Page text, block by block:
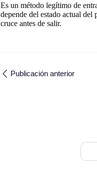
Es un método legítimo de
depende del estado actual
cruce antes de salir.
Publicación anterior